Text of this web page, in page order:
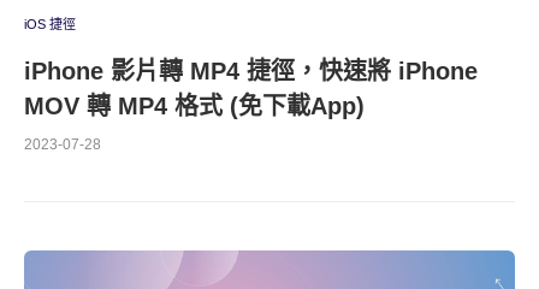
iOS 捷徑
iPhone 影片轉 MP4 捷徑，快速將 iPhone
MOV 轉 MP4 格式 (免下載App)
2023-07-28